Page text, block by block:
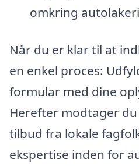
omkring
Når du er klar til at
en enkel proces:
formular med dine
Herefter modtager
tilbud fra lokale
ekspertise inden for